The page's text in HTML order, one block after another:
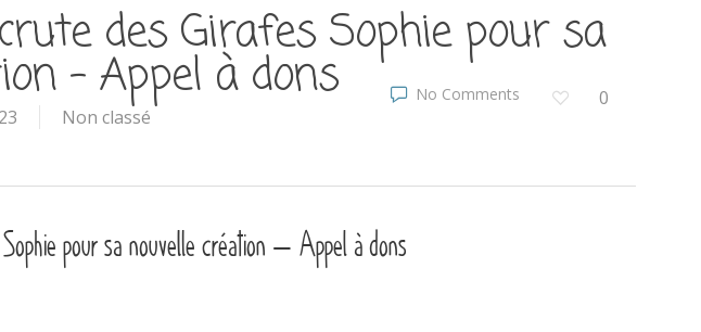
des Girafes Sophie pour sa
– Appel à dons
Non classé
No Comments 0
pour sa nouvelle création – Appel à dons